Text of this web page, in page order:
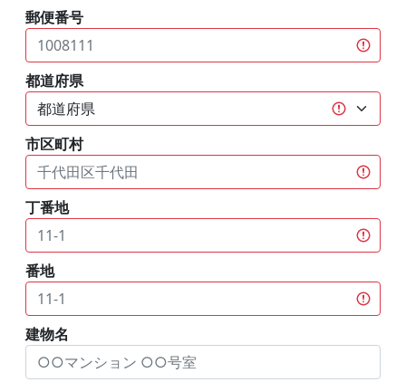
郵便番号
都道府県
市区町村
丁番地
番地
建物名